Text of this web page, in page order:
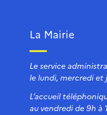
La Mairie
Le service
le lundi, mercredi et
L’accueil
au vendredi de 9h à